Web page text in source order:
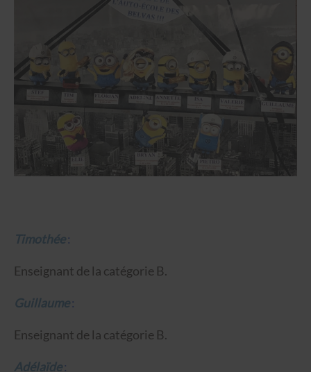
Timothée :
Enseignant de la catégorie B.
Guillaume :
Enseignant de la catégorie B.
Adélaïde :